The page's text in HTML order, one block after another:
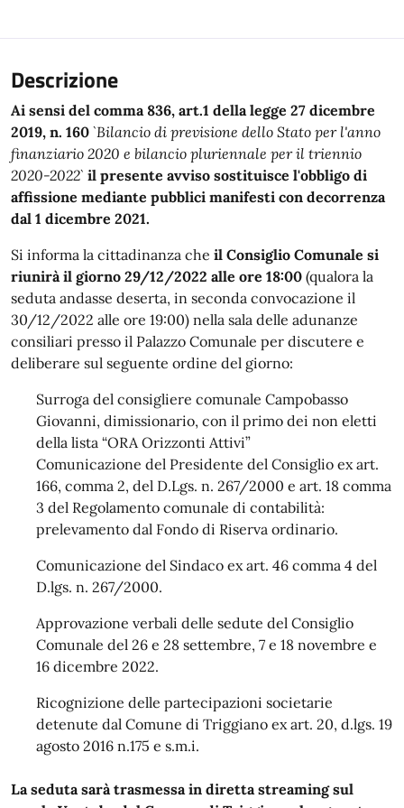
Descrizione
Ai sensi del comma 836, art.1 della legge 27 dicembre
2019, n. 160 `Bilancio di previsione dello Stato per l'anno
finanziario 2020 e bilancio pluriennale per il triennio
2020-2022` il presente avviso sostituisce l'obbligo di
affissione mediante pubblici manifesti con decorrenza
dal 1 dicembre 2021.
Si informa la cittadinanza che il Consiglio Comunale si
riunirà il giorno 29/12/2022 alle ore 18:00 (qualora la
seduta andasse deserta, in seconda convocazione il
30/12/2022 alle ore 19:00) nella sala delle adunanze
consiliari presso il Palazzo Comunale per discutere e
deliberare sul seguente ordine del giorno:
Surroga del consigliere comunale Campobasso
Giovanni, dimissionario, con il primo dei non eletti
della lista “ORA Orizzonti Attivi”
Comunicazione del Presidente del Consiglio ex art.
166, comma 2, del D.Lgs. n. 267/2000 e art. 18 comma
3 del Regolamento comunale di contabilità:
prelevamento dal Fondo di Riserva ordinario.
Comunicazione del Sindaco ex art. 46 comma 4 del
D.lgs. n. 267/2000.
Approvazione verbali delle sedute del Consiglio
Comunale del 26 e 28 settembre, 7 e 18 novembre e
16 dicembre 2022.
Ricognizione delle partecipazioni societarie
detenute dal Comune di Triggiano ex art. 20, d.lgs. 19
agosto 2016 n.175 e s.m.i.
La seduta sarà trasmessa in diretta streaming sul